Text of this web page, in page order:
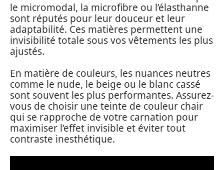
le micromodal, la microfibre ou l’élasthanne
sont réputés pour leur douceur et leur
adaptabilité. Ces matières permettent une
invisibilité totale sous vos vêtements les plus
ajustés.
En matière de couleurs, les nuances neutres
comme le nude, le beige ou le blanc cassé
sont souvent les plus performantes. Assurez-
vous de choisir une teinte de couleur chair
qui se rapproche de votre carnation pour
maximiser l’effet invisible et éviter tout
contraste inesthétique.